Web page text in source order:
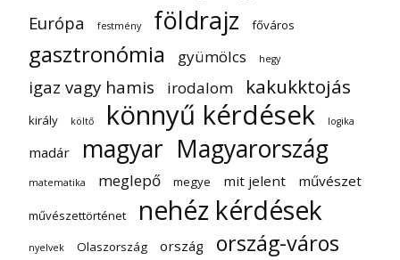
Európa festmény földrajz főváros
gasztronómia gyümölcs hegy
igaz vagy hamis irodalom kakukktojás
király költő könnyű kérdések logika
madár magyar Magyarország
matematika meglepő megye mit jelent művészet
művészettörténet nehéz kérdések
nyelvek Olaszország ország ország-város